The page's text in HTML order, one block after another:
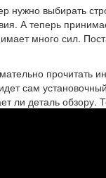
нужно выбирать
А теперь
много сил.
прочитать
сам
ли деталь